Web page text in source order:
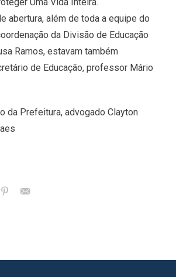
abertura, além de toda a equipe do
da Divisão de Educação
Ramos, estavam também
de Educação, professor Mário
da Prefeitura, advogado Clayton